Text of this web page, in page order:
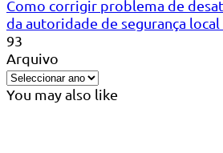
Como corrigir problema de
da autoridade de segurança
93
Arquivo
You may also like